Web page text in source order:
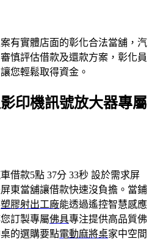
有實體店面的彰化合法當舖，汽
慎評估借款及還款方案，彰化員
您輕鬆取得資金。
印機訊號放大器專屬
借款5點 37分 33秒 設於需求屏
東當舖讓借款快速沒負擔。當鋪
塑膠射出工廠能透過遙控智慧感應
訂製專屬佛具專注提供高品質佛
的選購要點電動麻將桌家中空間